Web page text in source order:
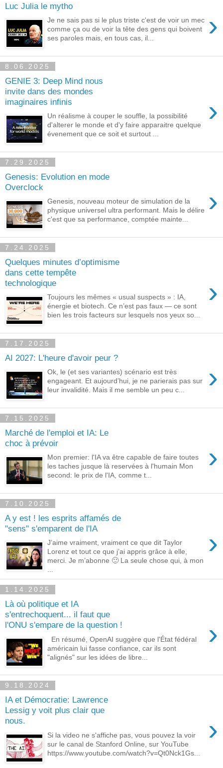
Luc Julia le mytho
›
Je ne sais pas si le plus triste c'est de voir un mec
comme ça ou de voir la tête des gens qui boivent
ses paroles mais, en tous cas, il...
8.06.2025
GENIE 3: Deep Mind nous
invite dans des mondes
imaginaires infinis
›
Un réalisme à couper le souffle, la possibilité
d'alterer le monde et d'y faire apparaitre quelque
évenement que ce soit et surtout ...
7.29.2025
Genesis: Evolution en mode
Overclock
›
Genesis, nouveau moteur de simulation de la
physique universel ultra performant. Mais le délire
c'est que sa performance, comptée mainte...
7.24.2025
Quelques minutes d’optimisme
dans cette tempête
technologique
›
Toujours les mêmes « usual suspects » : IA,
énergie et biotech. Ce n’est pas faux — ce sont
bien les trois facteurs sur lesquels nos yeux so...
7.17.2025
AI 2027: L'heure d'avoir peur ?
›
Ok, le (et ses variantes) scénario est très
engageant. Et aujourd’hui, je ne parierais pas sur
leur invalidité. Mais il me semble un peu c...
7.15.2025
Marché de l'emploi et IA: Le
choc à prévoir
›
Mon premier: l'IA va être capable de faire toutes
les taches jusque là reservées à l'humain Mon
second: le prix de l'IA, comme t...
7.10.2025
A y est ! les esprits affamés de
"sens" s'emparent de l'IA
›
J’aime vraiment, vraiment ce que dit Taylor
Lorenz et tout ce que j’ai appris grâce à elle,
merci. Je m’abonne 🙂 La seule chose qui, à mon
...
1.14.2025
Là où politique et IA
s'entrechoquent... il faut que
l'ONU s'empare de la question !
›
En résumé, OpenAI suggère que l'État fédéral
américain lui fasse confiance, car ils sont
"alignés" sur les idées de libre...
9.18.2024
IA et Démocratie: Lawrence
Lessig y voit plus clair que
nous.
›
Si la video ne s'affiche pas, vous pouvez la voir
sur le canal de Stanford Online, sur YouTube
https://www.youtube.com/watch?v=Qt0Nck1Gs...